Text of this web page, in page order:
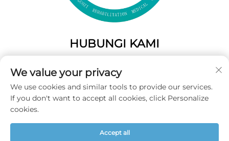
HUBUNGI KAMI
Tiongkok
Tel:+86-19859128239
Surel:
We value your privacy
We use cookies and similar tools to provide our services.
If you don't want to accept all cookies, click Personalize
cookies.
Accept all